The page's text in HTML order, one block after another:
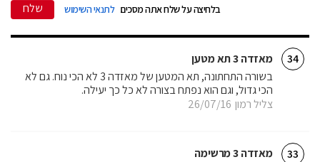
בלחיצה על שלח אתה מסכים לתנאי השימוש שלח
34 מאזדה 3 תא מטען
צליל רמון 26/07/16
בשורה התחתונה, תא המטען של מאזדה 3 לא הכי נוח. גם לא
הכי גדול, וגם הוא נפתח בצורה לא כל כך יעילה.
33 מאזדה 3 מרשימה